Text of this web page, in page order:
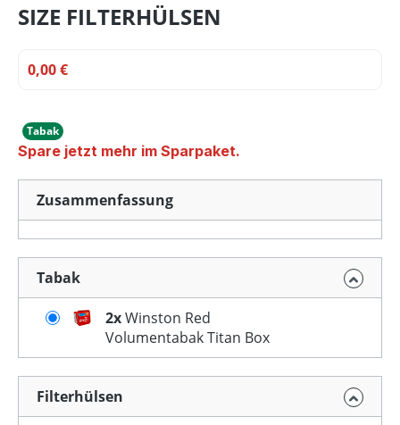
SIZE FILTERHÜLSEN
0,00 €
Tabak
Spare jetzt mehr im Sparpaket.
Zusammenfassung
Tabak
2xWinston Red
Volumentabak Titan Box
Filterhülsen